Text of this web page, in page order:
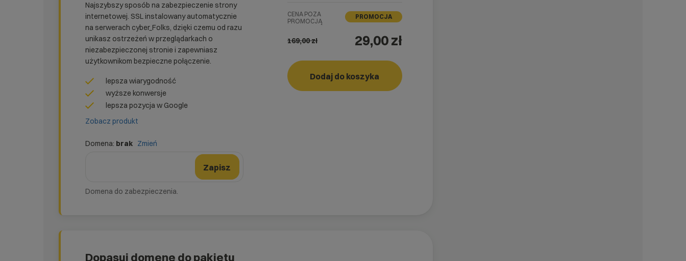
Najszybszy sposób na zabezpieczenie strony
internetowej. SSL instalowany automatycznie
na serwerach cyber_Folks, dzięki czemu od razu
unikasz ostrzeżeń w przeglądarkach o
niezabezpieczonej stronie i zapewniasz
użytkownikom bezpieczne połączenie.
lepsza wiarygodność
wyższe konwersje
lepsza pozycja w Google
Zobacz produkt
Domena: brak Zmień
Zmień formularz domeny
Zapisz
Domena do zabezpieczenia.
CENA POZA
PROMOCJĄ
PROMOCJA
169,00zł 29,00 zł
Dodaj do koszyka easy_SSL
Dopasuj domenę do pakietu